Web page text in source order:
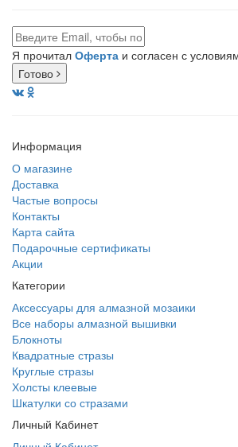
Я прочитал Оферта и согласен с
Готово
Информация
О магазине
Доставка
Частые вопросы
Контакты
Карта сайта
Подарочные сертификаты
Акции
Категории
Аксессуары для алмазной мозаики
Все наборы алмазной вышивки
Блокноты
Квадратные стразы
Круглые стразы
Холсты клеевые
Шкатулки со стразами
Личный Кабинет